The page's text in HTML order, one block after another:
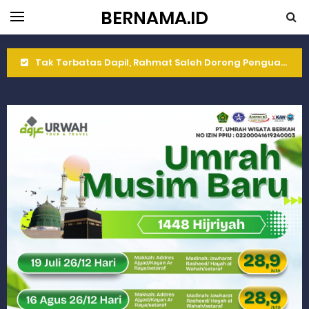
BERNAMA.ID
Tak Terbatas Dapil, Rahmat Saleh Dorong Penguatan Pertanian di Kabupaten Agam
Rahmat Saleh Resmikan Hunian Tetap KARTA untuk Korban Banjir Bandang di Sumbar
Gelar Musdalub, Ini Tujuan Partai Demokrat Sumbar
Wakili Gubernur Sumbar, Kabiro Kesra Hadiri dan Berikan Arahan pada MTQ Nasional ke-50 Tingkat Kec. Sungai Limau
RELIS KEJAKSAAN TINGGI SUMATERA BARAT
RELIS KEJAKSAAN TINGGI SUMATERA BARAT
RELIS KEJAKSAAN TINGGI SUMATERA BARAT
Peringati Hari Koperasi ke-79, Wagub Sumbar Dorong Koperasi Jadi Motor Penggerak Ekonomi Rakyat